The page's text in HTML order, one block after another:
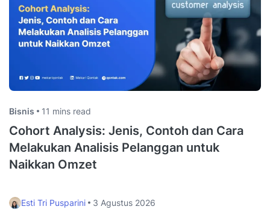
Bisnis 11 mins read
Cohort Analysis: Jenis, Contoh dan Cara
Melakukan Analisis Pelanggan untuk
Naikkan Omzet
Esti Tri Pusparini 3 Agustus 2026